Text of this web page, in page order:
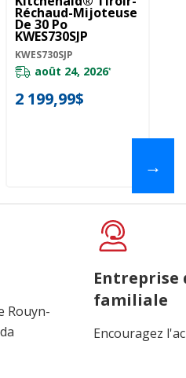
Réchaud-Mijoteuse
De 30 Po
KWES730SJP
KWES730SJP
août 24, 2026*
2 199,99$
→
Rouyn-
Entreprise
familiale
Encouragez